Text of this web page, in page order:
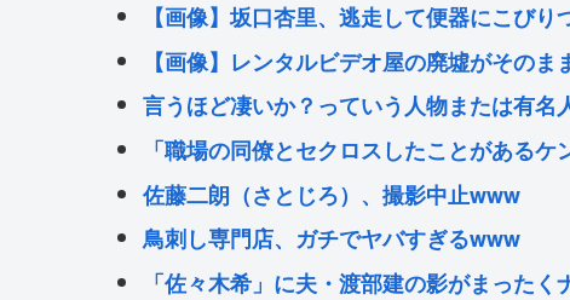
【画像】坂口杏里、逃走して便器にこび
【画像】レンタルビデオ屋の廃墟がその
言うほど凄いか？っていう人物または有名
「職場の同僚とセクロスしたことがある
佐藤二朗（さとじろ）、撮影中止www
鳥刺し専門店、ガチでヤバすぎるwww
「佐々木希」に夫・渡部建の影がまった